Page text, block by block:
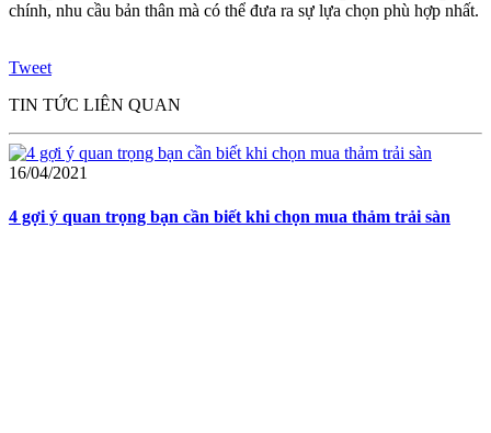
chính, nhu cầu bản thân mà có thể đưa ra sự lựa chọn phù hợp nhất.
Tweet
TIN TỨC LIÊN QUAN
16/04/2021
4 gợi ý quan trọng bạn cần biết khi chọn mua thảm trải sàn